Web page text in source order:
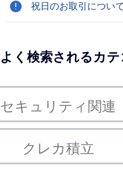
! 祝日のお取引につい
よく検索されるカテ
セキュリティ関連
クレカ積立